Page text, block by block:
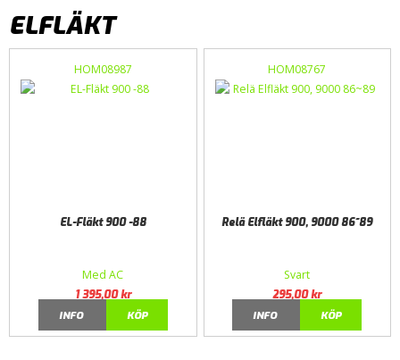
ELFLÄKT
HOM08987
EL-Fläkt 900 -88
Med AC
1 395,00kr
INFO
KÖP
HOM08767
Relä Elfläkt 900, 9000 86~89
Svart
295,00kr
INFO
KÖP